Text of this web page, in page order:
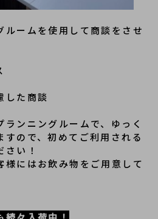
ルームを使用して商談をさせ
した商談
ンニングルームで、ゆっく
すので、初めてご利用される
い！
様にはお飲み物をご用意して